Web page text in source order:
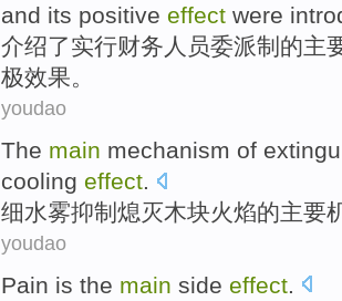
and its positive effect were
介绍了实行财务 人员委派制 的主
极效果。
youdao
The main mechanism of
cooling effect.
细水雾抑制 熄灭木块火焰的主要
youdao
Pain is the main side effect